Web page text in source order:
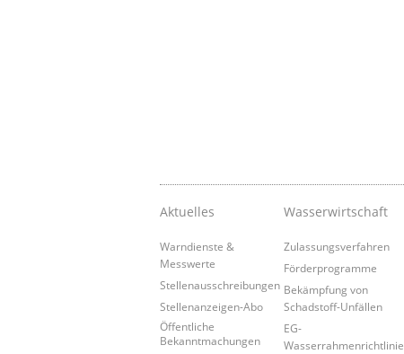
Aktuelles
Warndienste &
Messwerte
Stellenausschreibungen
Stellenanzeigen-Abo
Öffentliche
Bekanntmachungen
Wasserwirtschaft
Zulassungsverfahren
Förderprogramme
Bekämpfung von
Schadstoff-Unfällen
EG-
Wasserrahmenrichtlinie